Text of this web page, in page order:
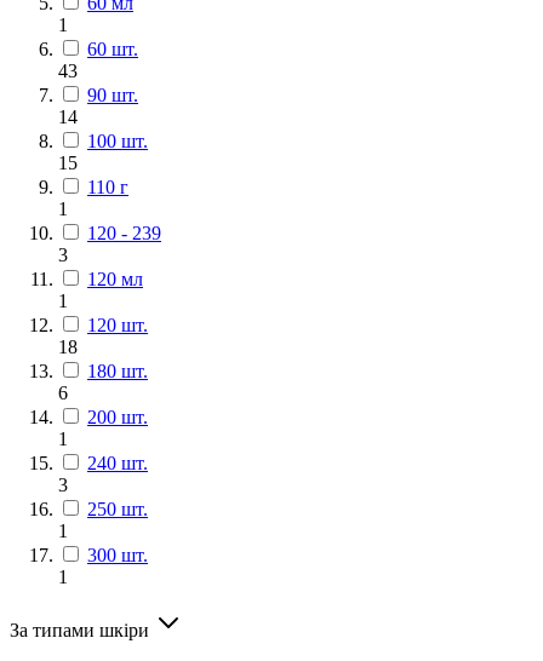
1
60 шт.
43
90 шт.
14
100 шт.
15
110 г
1
120 - 239
3
120 мл
1
120 шт.
18
180 шт.
6
200 шт.
1
240 шт.
3
250 шт.
1
300 шт.
1
За типами шкіри